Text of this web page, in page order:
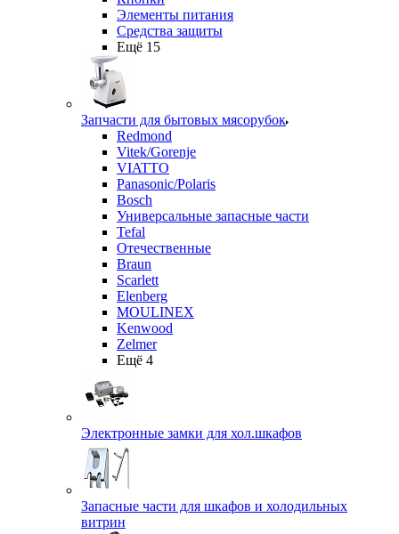
Элементы питания
Средства защиты
Ещё 15
Запчасти для бытовых мясорубок
Redmond
Vitek/Gorenje
VIATTO
Panasonic/Polaris
Bosch
Универсальные запасные части
Tefal
Отечественные
Braun
Scarlett
Elenberg
MOULINEX
Kenwood
Zelmer
Ещё 4
Электронные замки для хол.шкафов
Запасные части для шкафов и холодильных
витрин